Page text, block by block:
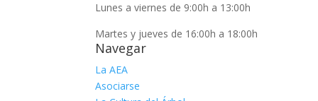
Lunes a viernes de 9:00h a 13:00h
Martes y jueves de 16:00h a 18:00h
Navegar
La AEA
Asociarse